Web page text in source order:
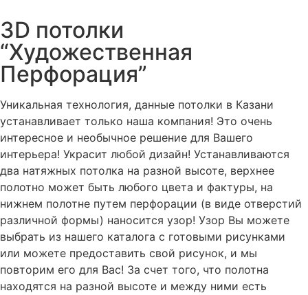
3D потолки
“Художественная
Перфорация”
Уникальная технология, данные потолки в Казани
устанавливает только наша компания! Это очень
интересное и необычное решение для Вашего
интерьера! Украсит любой дизайн! Устанавливаются
два натяжных потолка на разной высоте, верхнее
полотно может быть любого цвета и фактуры, на
нижнем полотне путем перфорации (в виде отверстий
различной формы) наносится узор! Узор Вы можете
выбрать из нашего каталога с готовыми рисунками
или можете предоставить свой рисунок, и мы
повторим его для Вас! За счет того, что полотна
находятся на разной высоте и между ними есть